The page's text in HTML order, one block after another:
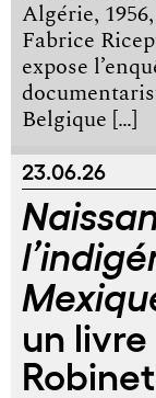
Algérie,
Fabrice
expose
Belgique […]
23.06.26
un
Robinet